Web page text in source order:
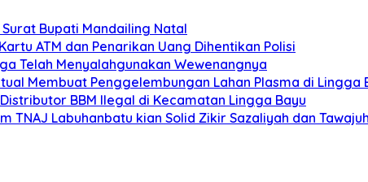
Bupati Mandailing Natal
ATM dan Penarikan Uang Dihentikan Polisi
Telah Menyalahgunakan Wewenangnya
Membuat Penggelembungan Lahan Plasma di Lingga
BBM Ilegal di Kecamatan Lingga Bayu
TNAJ Labuhanbatu kian Solid Zikir Sazaliyah dan